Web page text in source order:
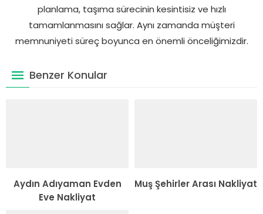
planlama, taşıma sürecinin kesintisiz ve hızlı
tamamlanmasını sağlar. Aynı zamanda müşteri
memnuniyeti süreç boyunca en önemli önceliğimizdir.
Benzer Konular
Aydın Adıyaman Evden
Eve Nakliyat
Muş Şehirler Arası Nakliyat